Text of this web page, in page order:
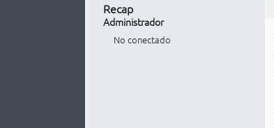
Recap
Administrador
No conectado